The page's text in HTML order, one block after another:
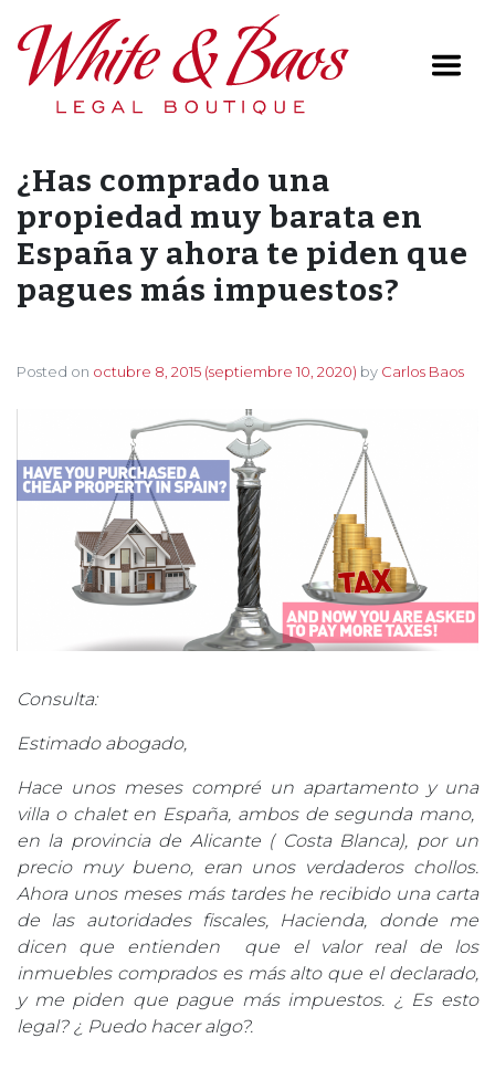
Main Navigation
¿Has comprado una
propiedad muy barata en
España y ahora te piden que
pagues más impuestos?
Posted on octubre 8, 2015 (septiembre 10, 2020) by Carlos Baos
Consulta:
Estimado abogado,
Hace unos meses compré un apartamento y una
villa o chalet en España, ambos de segunda mano,
en la provincia de Alicante ( Costa Blanca), por un
precio muy bueno, eran unos verdaderos chollos.
Ahora unos meses más tardes he recibido una carta
de las autoridades fiscales, Hacienda, donde me
dicen que entienden que el valor real de los
inmuebles comprados es más alto que el declarado,
y me piden que pague más impuestos. ¿ Es esto
legal? ¿ Puedo hacer algo?.